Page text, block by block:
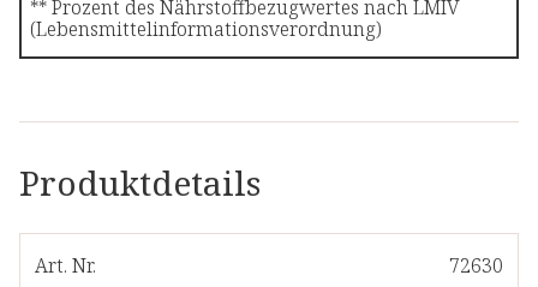
Produktdetails
Art. Nr. 72630
** Prozent des Nährstoffbezugwertes nach LMIV
(Lebensmittelinformationsverordnung)